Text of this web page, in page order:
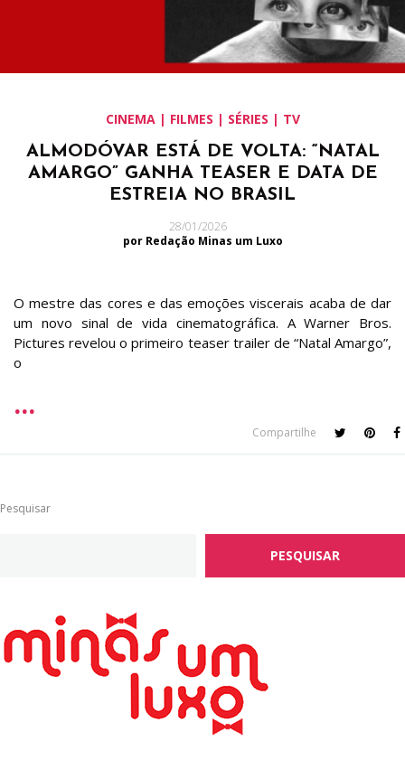
CINEMA | FILMES | SÉRIES | TV
ALMODÓVAR ESTÁ DE VOLTA: “NATAL
AMARGO” GANHA TEASER E DATA DE
ESTREIA NO BRASIL
28/01/2026
por Redação Minas um Luxo
O mestre das cores e das emoções viscerais acaba de dar
um novo sinal de vida cinematográfica. A Warner Bros.
Pictures revelou o primeiro teaser trailer de “Natal Amargo”,
o
Compartilhe
Pesquisar
PESQUISAR